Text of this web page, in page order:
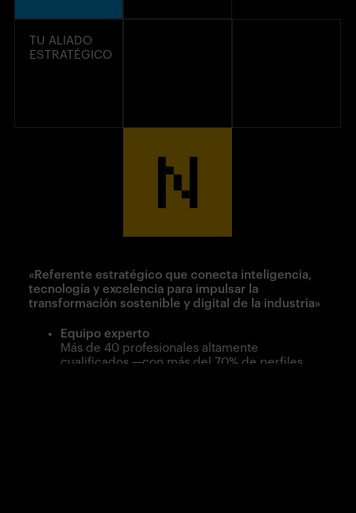
TU ALIADO
ESTRATÉGICO
«Referente estratégico que conecta inteligencia,
tecnología y excelencia para impulsar la
transformación sostenible y digital de la industria»
Equipo experto
Más de 40 profesionales altamente
cualificados —con más del 70% de perfiles